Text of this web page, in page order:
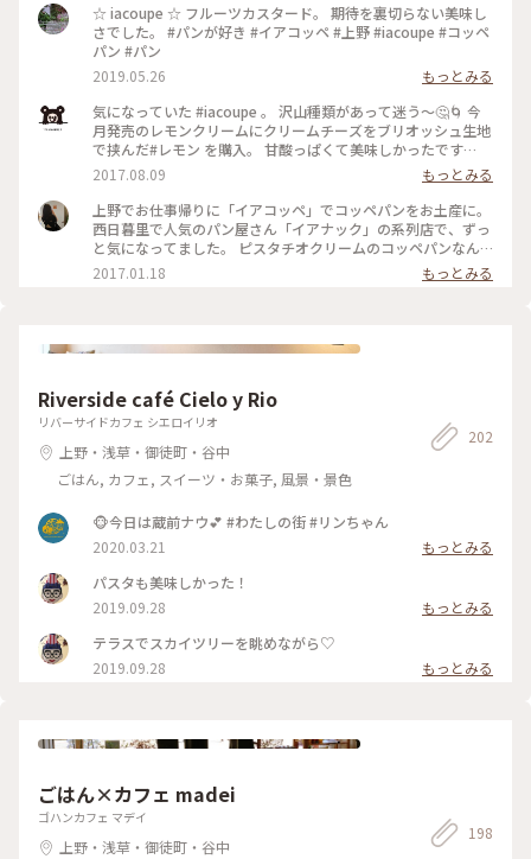
☆ iacoupe ☆ フルーツカスタード。 期待を裏切らない美味し
さでした。 #パンが好き #イアコッペ #上野 #iacoupe #コッペ
パン #パン
2019.05.26
もっとみる
気になっていた #iacoupe 。 沢山種類があって迷う～🤔🌀 今
月発売のレモンクリームにクリームチーズをブリオッシュ生地
で挟んだ#レモン を購入。 甘酸っぱくて美味しかったです
(๑'ڡ'๑)୨ #上野 #イアコッペ #コッペパン
2017.08.09
もっとみる
上野でお仕事帰りに「イアコッペ」でコッペパンをお土産に。
西日暮里で人気のパン屋さん「イアナック」の系列店で、ずっ
と気になってました。 ピスタチオクリームのコッペパンなん
て、あんまりお目にかかれないので即買いです。 ステーキとか
フルーツとか、種類がたくさん。 お花見の季節に公園で食べ
2017.01.18 もっとみる
Riverside café Cielo y Rio
リバーサイドカフェ シエロイリオ
上野・浅草・御徒町・谷中
ごはん, カフェ, スイーツ・お菓子, 風景・景色
202
🐵今日は蔵前ナウ💕 #わたしの街 #リンちゃん
2020.03.21
もっとみる
パスタも美味しかった！
2019.09.28
もっとみる
テラスでスカイツリーを眺めながら♡
2019.09.28
もっとみる
ごはん×カフェ madei
ゴハンカフェ マデイ
上野・浅草・御徒町・谷中
198